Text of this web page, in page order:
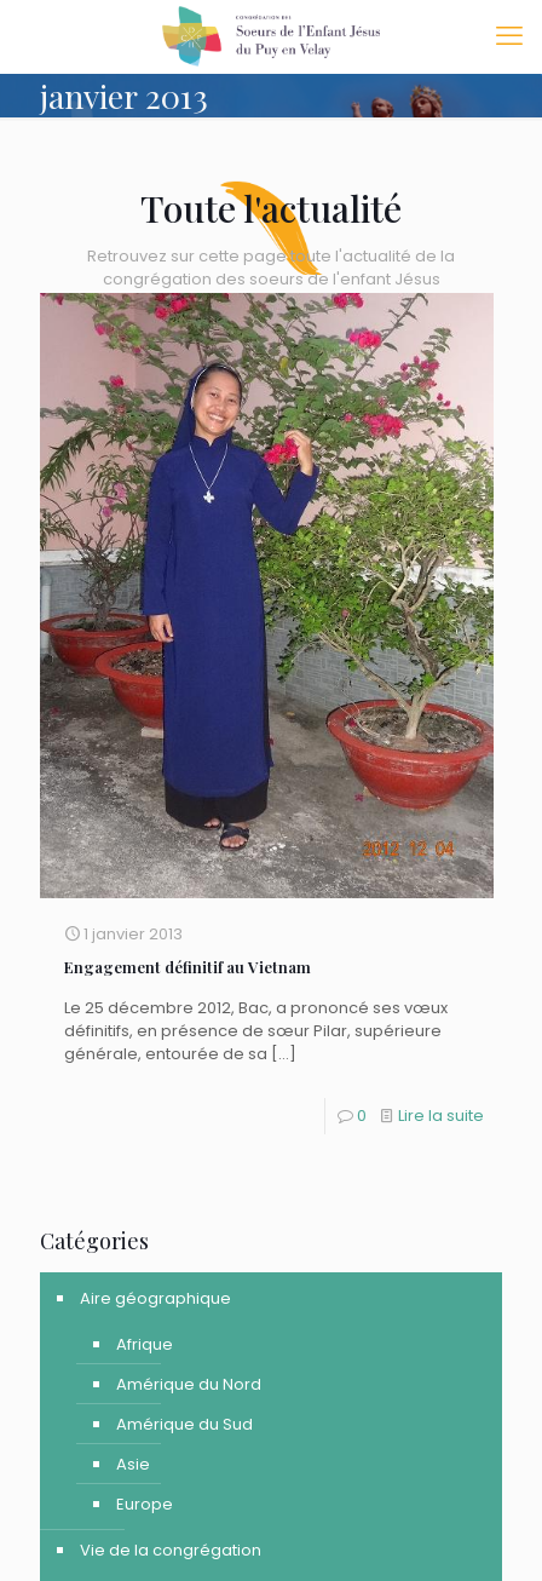
janvier 2013
Toute l'actualité
Retrouvez sur cette page toute l'actualité de la
congrégation des soeurs de l'enfant Jésus
1 janvier 2013
Engagement définitif au Vietnam
Le 25 décembre 2012, Bac, a prononcé ses vœux
définitifs, en présence de sœur Pilar, supérieure
générale, entourée de sa […]
0 Lire la suite
Catégories
Aire géographique
Afrique
Amérique du Nord
Amérique du Sud
Asie
Europe
Vie de la congrégation